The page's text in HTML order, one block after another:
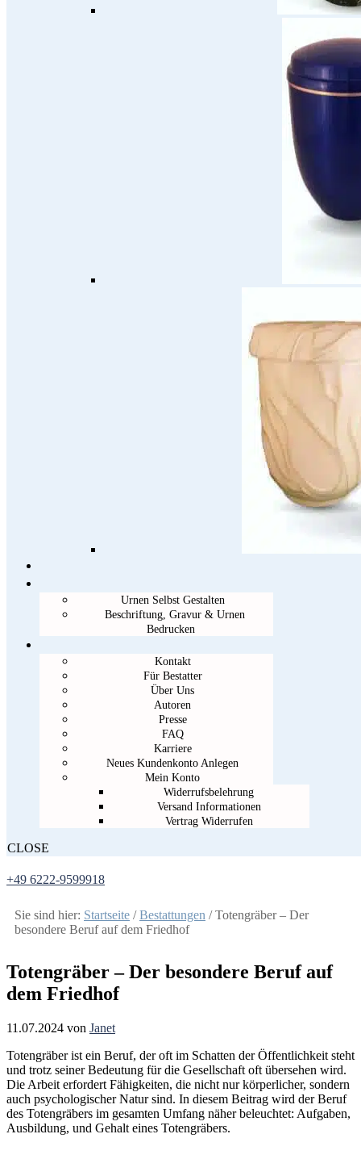
Urnen Selbst Gestalten
Beschriftung, Gravur & Urnen
Bedrucken
Kontakt
Für Bestatter
Über Uns
Autoren
Presse
FAQ
Karriere
Neues Kundenkonto Anlegen
Mein Konto
Widerrufsbelehrung
Versand Informationen
Vertrag Widerrufen
CLOSE
+49 6222-9599918
Sie sind hier: Startseite / Bestattungen /Totengräber – Der
besondere Beruf auf dem Friedhof
Totengräber – Der besondere Beruf auf
dem Friedhof
11.07.2024 von Janet
Totengräber ist ein Beruf, der oft im Schatten der Öffentlichkeit steht
und trotz seiner Bedeutung für die Gesellschaft oft übersehen wird.
Die Arbeit erfordert Fähigkeiten, die nicht nur körperlicher, sondern
auch psychologischer Natur sind. In diesem Beitrag wird der Beruf
des Totengräbers im gesamten Umfang näher beleuchtet: Aufgaben,
Ausbildung, und Gehalt eines Totengräbers.